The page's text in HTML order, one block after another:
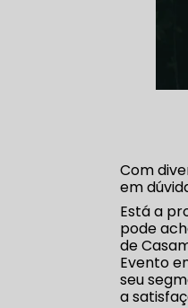
Com
em
Está a
pode
de
Evento
seu
a